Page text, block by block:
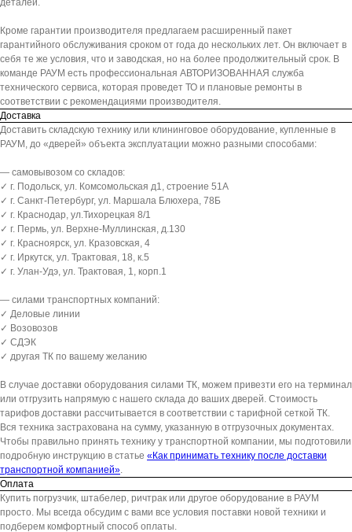
Кроме гарантии производителя предлагаем расширенный пакет
гарантийного обслуживания сроком от года до нескольких лет. Он включает в
себя те же условия, что и заводская, но на более продолжительный срок. В
команде РАУМ есть профессиональная АВТОРИЗОВАННАЯ служба
технического сервиса, которая проведет ТО и плановые ремонты в
соответствии с рекомендациями производителя.
Доставка
Доставить складскую технику или клининговое оборудование, купленные в
РАУМ, до «дверей» объекта эксплуатации можно разными способами:
— самовывозом со складов:
✓ г. Подольск, ул. Комсомольская д1, строение 51А
✓ г. Санкт-Петербург, ул. Маршала Блюхера, 78Б
✓ г. Краснодар, ул.Тихорецкая 8/1
✓ г. Пермь, ул. Верхне-Муллинская, д.130
✓ г. Красноярск, ул. Кразовская, 4
✓ г. Иркутск, ул. Трактовая, 18, к.5
✓ г. Улан-Удэ, ул. Трактовая, 1, корп.1
— силами транспортных компаний:
✓ Деловые линии
✓ Возовозов
✓ СДЭК
✓ другая ТК по вашему желанию
В случае доставки оборудования силами ТК, можем привезти его на терминал
или отгрузить напрямую с нашего склада до ваших дверей. Стоимость
тарифов доставки рассчитывается в соответствии с тарифной сеткой ТК.
Вся техника застрахована на сумму, указанную в отгрузочных документах.
Чтобы правильно принять технику у транспортной компании, мы подготовили
подробную инструкцию в статье «Как принимать технику после доставки
транспортной компанией»
Оплата
Купить погрузчик, штабелер, ричтрак или другое оборудование в РАУМ
просто. Мы всегда обсудим с вами все условия поставки новой техники и
подберем комфортный способ оплаты.